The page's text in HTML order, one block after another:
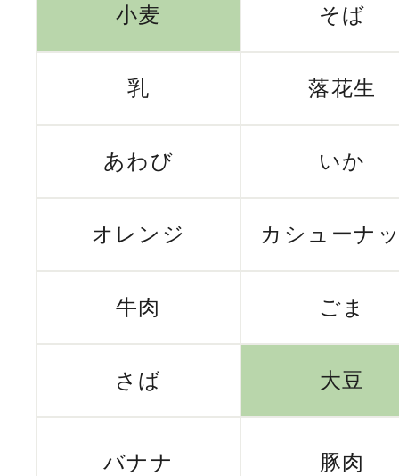
小麦 そば
乳 落花生
あわび いか
オレンジ カシューナ
牛肉 ごま
さば 大豆
バナナ 豚肉